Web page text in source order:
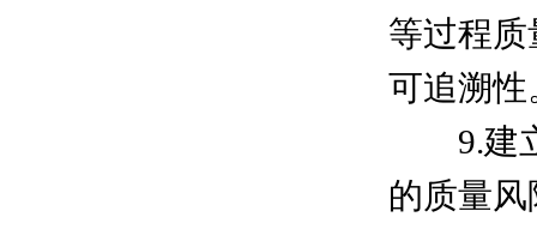
等过程
可追溯性
9.建立
的质量